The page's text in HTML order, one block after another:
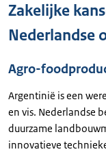
Zakelijke
Nederlandse
Agro-
Argentinië is een
en vis. Nederlandse
duurzame
innovatieve